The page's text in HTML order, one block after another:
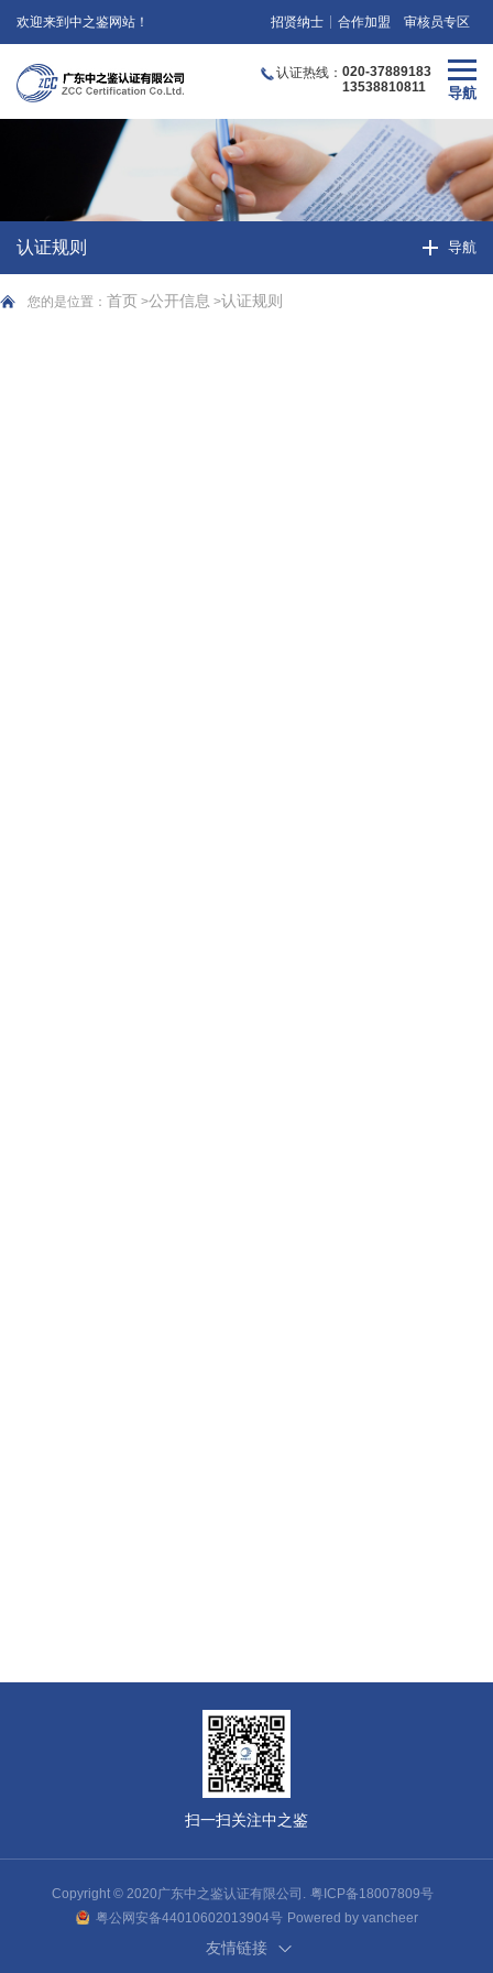
欢迎来到中之鉴网站！ 招贤纳士 合作加盟 审核员专区
认证热线： 020-37889183
13538810811
认证规则
您的是位置： 首页 >公开信息 >认证规则
扫一扫关注中之鉴
Copyright © 2020广东中之鉴认证有限公司.
粤ICP备18007809号
粤公网安备44010602013904号 Powered by vancheer
友情链接